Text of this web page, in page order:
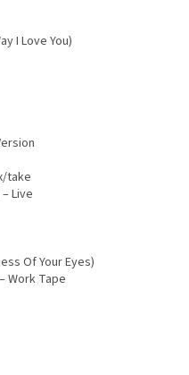
I Love You)
take
Live
Of Your Eyes)
Work Tape